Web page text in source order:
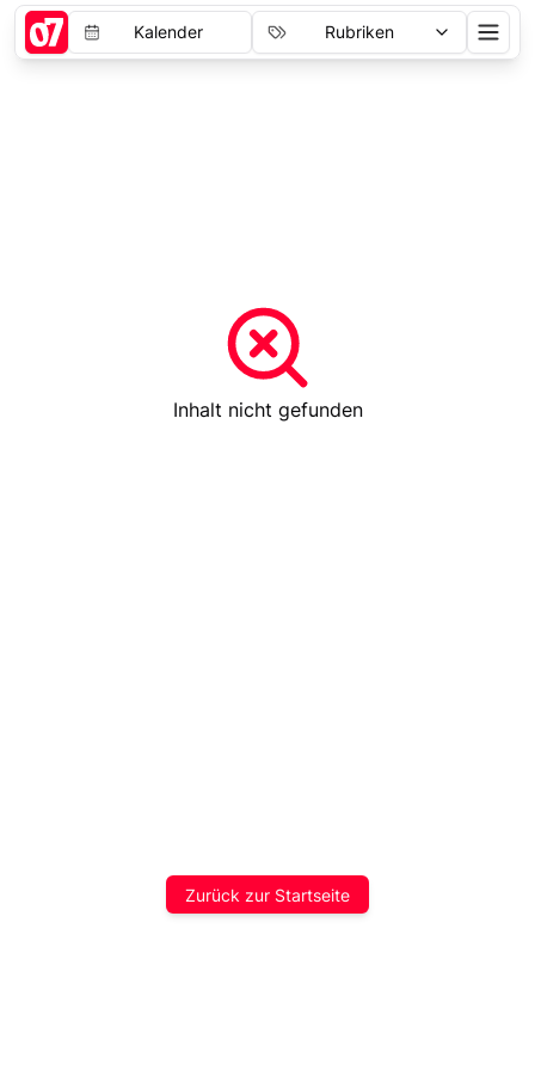
Kalender Rubriken
Inhalt nicht gefunden
Zurück zur Startseite